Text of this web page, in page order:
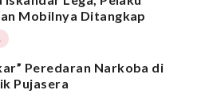
Mobilnya Ditangkap
Peredaran Narkoba di
Pujasera